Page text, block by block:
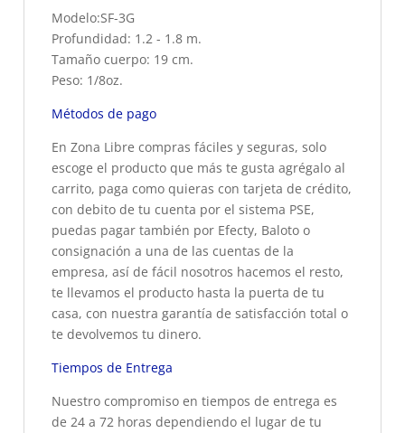
Modelo:SF-3G
Profundidad: 1.2 - 1.8 m.
Tamaño cuerpo: 19 cm.
Peso: 1/8oz.
Métodos de pago
En Zona Libre compras fáciles y seguras, solo
escoge el producto que más te gusta agrégalo al
carrito, paga como quieras con tarjeta de crédito,
con debito de tu cuenta por el sistema PSE,
puedas pagar también por Efecty, Baloto o
consignación a una de las cuentas de la
empresa, así de fácil nosotros hacemos el resto,
te llevamos el producto hasta la puerta de tu
casa, con nuestra garantía de satisfacción total o
te devolvemos tu dinero.
Tiempos de Entrega
Nuestro compromiso en tiempos de entrega es
de 24 a 72 horas dependiendo el lugar de tu